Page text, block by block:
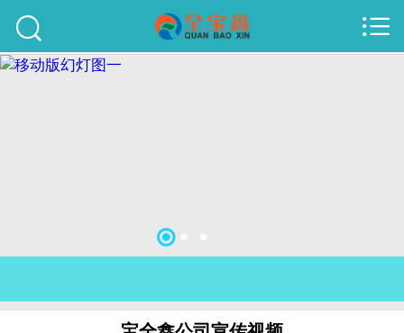
关于我们
联系我们

